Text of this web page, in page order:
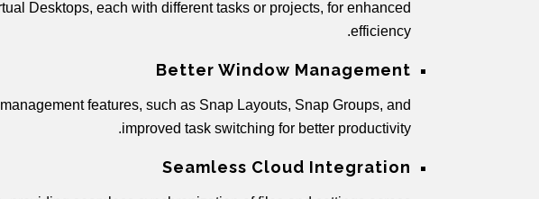
Desktops, each with different tasks or projects, for enhanced
efficiency.
Better Window Management
features, such as Snap Layouts, Snap Groups, and
improved task switching for better productivity.
Seamless Cloud Integration